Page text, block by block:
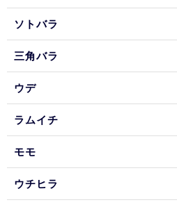
ソトバラ
三角バラ
ウデ
ラムイチ
モモ
ウチヒラ